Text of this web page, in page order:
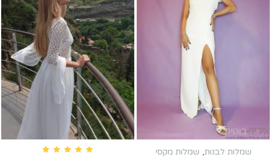
שמלות לבנות, שמלות מקסי